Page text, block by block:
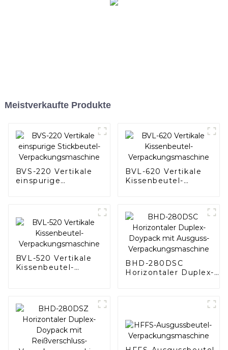
Meistverkaufte Produkte
BVS-220 Vertikale
einspurige
BVL-620 Vertikale
Kissenbeutel-
BVL-520 Vertikale
Kissenbeutel-
BHD-280DSC
Horizontaler Duplex-
Verpackungsmaschine